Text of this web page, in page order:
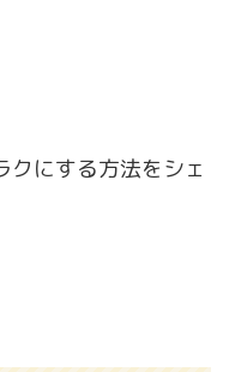
クにする方法をシェ